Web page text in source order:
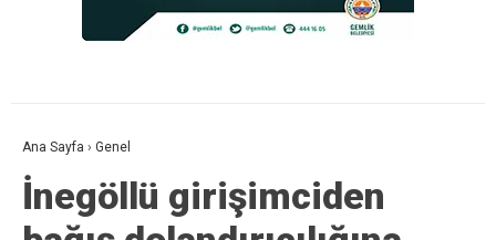
Ana Sayfa › Genel
İnegöllü girişimciden